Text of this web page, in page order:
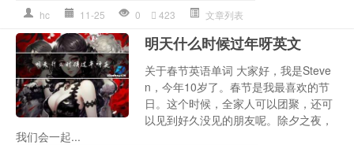
hc 11-25 0 423 文章列表
明天什么时候过年呀英文
关于春节英语单词 大家好，我是Steve
n，今年10岁了。春节是我最喜欢的节
日。这个时候，全家人可以团聚，还可
以见到好久没见的朋友呢。除夕之夜，
我们会一起...